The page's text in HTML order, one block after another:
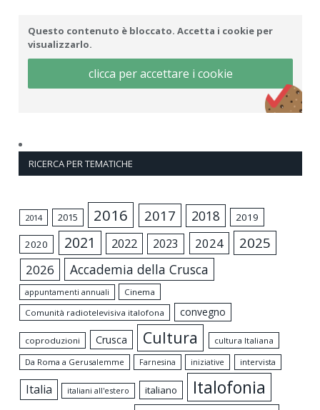
Questo contenuto è bloccato. Accetta i cookie per
visualizzarlo.
clicca per accettare i cookie
RICERCA PER TEMATICHE
2014 2015 2016 2017 2018 2019
2020 2021 2022 2023 2024 2025
2026 Accademia della Crusca
appuntamenti annuali
Cinema
Comunità radiotelevisiva italofona
convegno
coproduzioni Crusca Cultura
cultura Italiana
Da Roma a Gerusalemme
Farnesina iniziative intervista
Italia italiani all'estero italiano Italofonia